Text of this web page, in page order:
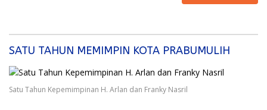
SATU TAHUN MEMIMPIN KOTA PRABUMULIH
Satu Tahun Kepemimpinan H. Arlan dan Franky Nasril